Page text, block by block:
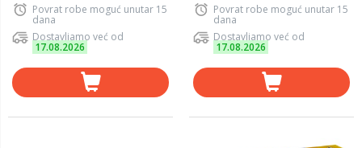
Povrat robe moguć unutar 15
dana
Dostavljamo već od
17.08.2026
Povrat robe moguć unutar 15
dana
Dostavljamo već od
17.08.2026